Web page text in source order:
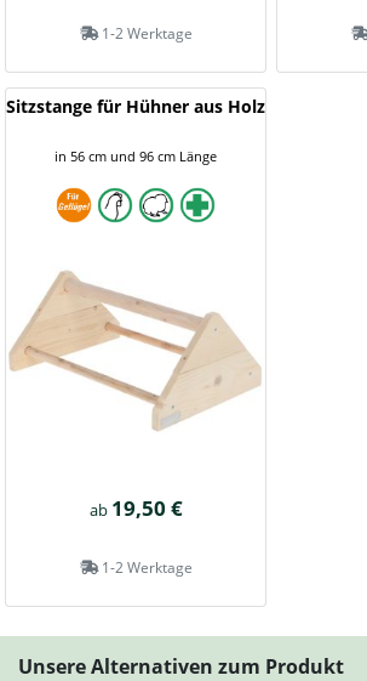
1-2 Werktage
Sitzstange für Hühner aus Holz
in 56 cm und 96 cm Länge
ab 19,50 €
1-2 Werktage
Unsere Alternativen zum Produkt